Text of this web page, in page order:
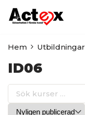
Hoppa
innehåll
Hem Utbildningar
ID06